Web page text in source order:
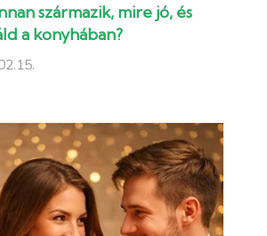
származik, mire jó, és
a konyhában?